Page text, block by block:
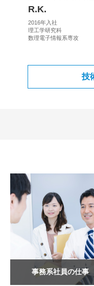
R.K.
2016年入社
理工学研究科
数理電子情報系専攻
技
事務系社員の仕事